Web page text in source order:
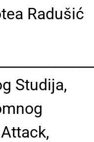
Radušić
Studija,